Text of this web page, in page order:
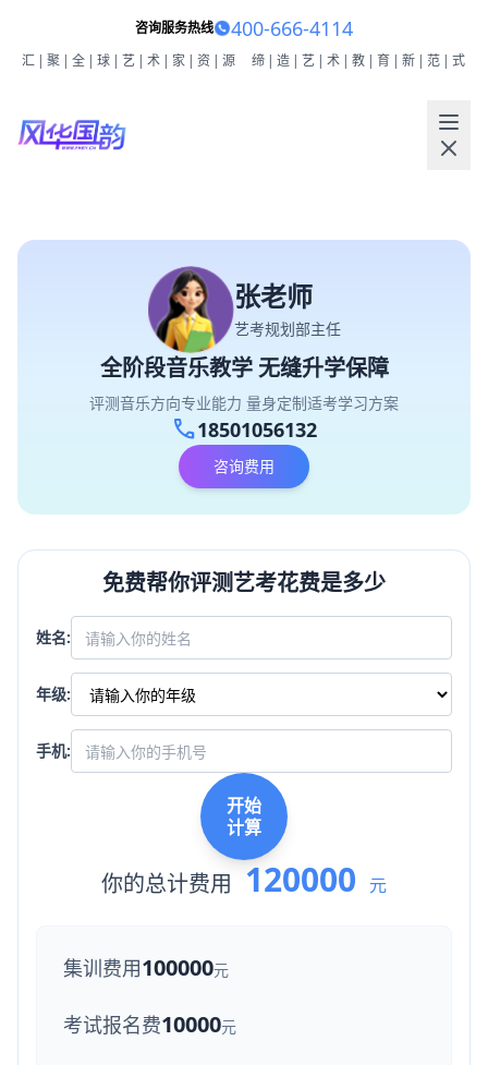
咨询服务热线 400-666-4114
汇|聚|全|球|艺|术|家|资|源 缔|造|艺|术|教|育|新|范|式
张老师
艺考规划部主任
全阶段音乐教学 无缝升学保障
评测音乐方向专业能力 量身定制适考学习方案
call18501056132
咨询费用
免费帮你评测艺考花费是多少
姓名:
年级:
手机:
开始
计算
你的总计费用 120000 元
集训费用100000元
考试报名费10000元